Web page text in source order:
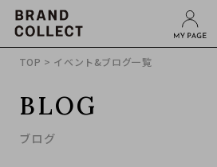
TOP > イベント&ブログ一覧
BLOG
ブログ